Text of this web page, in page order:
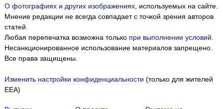
О фотографиях и других изображениях, используемых на сайте.
Мнение редакции не всегда совпадает с точкой зрения авторов
статей.
Любая перепечатка возможна только при выполнении условий
Несанкционированное использование материалов запрещено.
Все права защищены.
Изменить настройки конфиденциальности (только для жителей
EEA)